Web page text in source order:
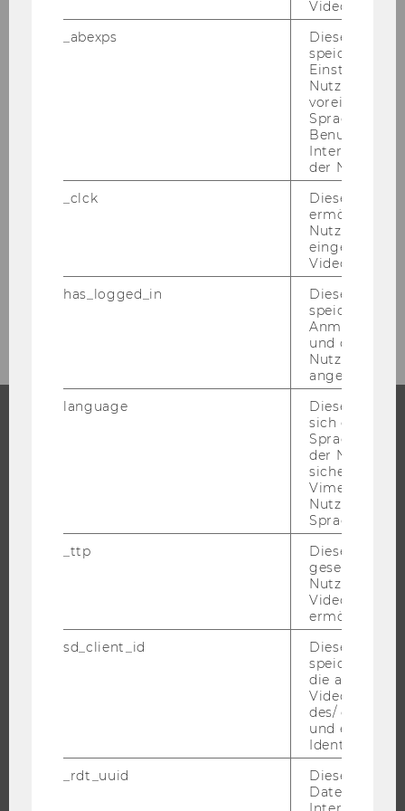
COMPETENCE CENTER STAR
Das Com­pe­tence Cen­ter for Sus­tai­
na­bi­li­ty Trans­for­ma­ti­on and Re­spon­
si­bi­li­ty (STaR) en­ga­giert sich für
DOKTORAT / PHD
INFORMATIONEN FÜR STUDIERENDE
INTERNATIONALE UND INCOMING EXCHANGE STUDIERENDE
ANGEBOTE FÜR SCHULEN UND STUDIENINTERESSIERTE
Videos
_abexps
Dieses Cookie
speichert
Nutzer*in, zB.
Sprache,
der Nutzer*in
_clck
Dieses Cookie
ermöglicht
Nutzung des
Video Players
has_logged_in
Dieses Cookie
speichert
und ob sich
Nutzer*in
angemeldet
language
Dieses
sich die
der
Vimeo in der
Nutzer
Sprache
_ttp
Dieser
gesetzt, um
Nutzung des
Videoplayers
ermöglichen
sd_client_id
Dieses Cookie
speichert
die aktuellen
des/ der
und einen
_rdt_uuid
Dieses
Daten über